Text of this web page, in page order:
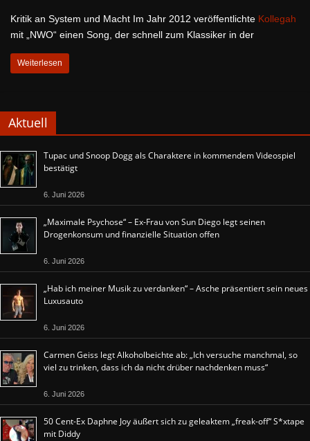
Kritik an System und Macht Im Jahr 2012 veröffentlichte Kollegah
mit „NWO“ einen Song, der schnell zum Klassiker in der
Weiterlesen
Aktuell
Tupac und Snoop Dogg als Charaktere in kommendem Videospiel
bestätigt
6. Juni 2026
„Maximale Psychose“ – Ex-Frau von Sun Diego legt seinen
Drogenkonsum und finanzielle Situation offen
6. Juni 2026
„Hab ich meiner Musik zu verdanken“ – Asche präsentiert sein neues
Luxusauto
6. Juni 2026
Carmen Geiss legt Alkoholbeichte ab: „Ich versuche manchmal, so
viel zu trinken, dass ich da nicht drüber nachdenken muss“
6. Juni 2026
50 Cent-Ex Daphne Joy äußert sich zu geleaktem „freak-off“ S*xtape
mit Diddy